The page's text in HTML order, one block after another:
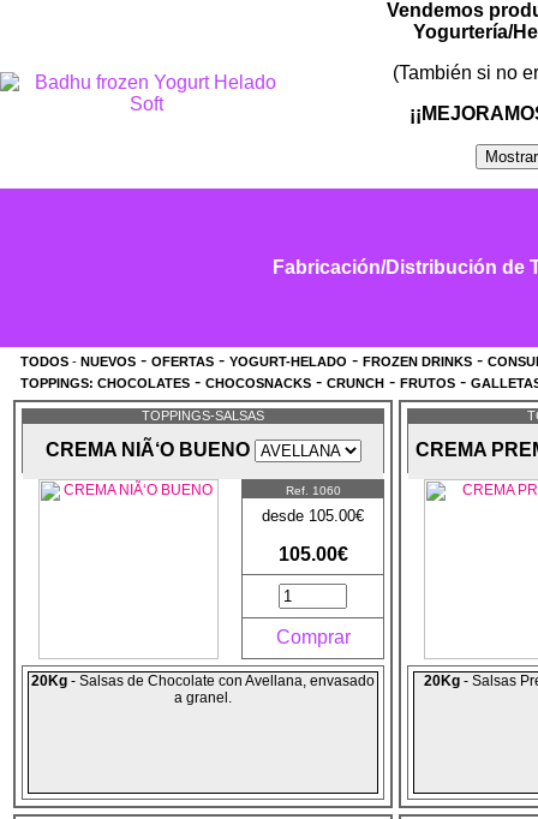
Vendemos
Yogurtería/
(También si no
Fabricación/Distribución de
TODOS - NUEVOS - OFERTAS - YOGURT-HELADO - FROZEN DRINKS -
TOPPINGS: CHOCOLATES - CHOCOSNACKS - CRUNCH - FRUTOS -
TOPPINGS-SALSAS
CREMA NIÃ‘O BUENO
Ref. 1060
desde 105.00€
105.00€
Comprar
20Kg - Salsas de Chocolate con Avellana, envasado
a granel.
CREMA
20Kg- Salsas